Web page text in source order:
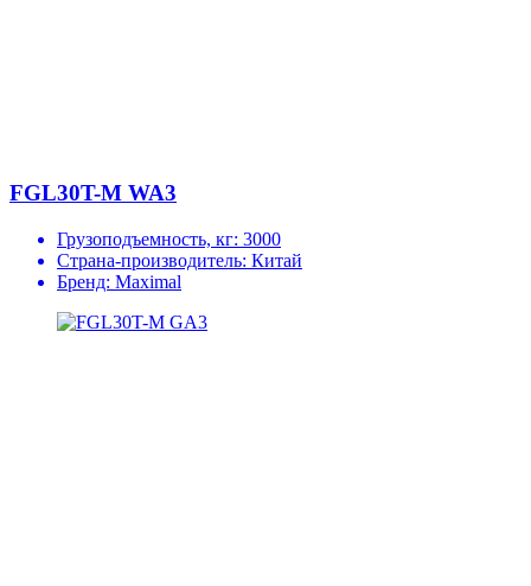
FGL30T-M WA3
Грузоподъемность, кг: 3000
Страна-производитель: Китай
Бренд: Maximal